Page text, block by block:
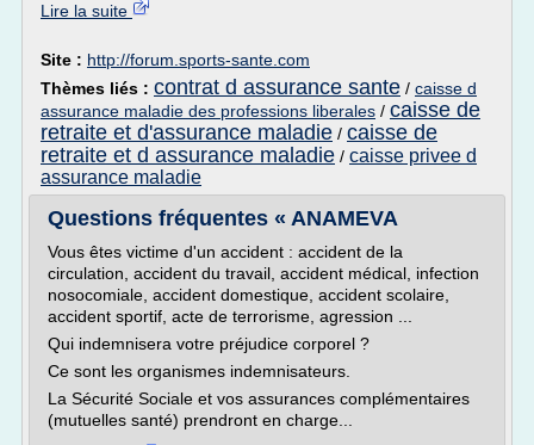
Lire la suite
Site : http://forum.sports-sante.com
Thèmes liés : contrat d assurance sante / caisse d
assurance maladie des professions liberales / caisse de
retraite et d'assurance maladie / caisse de
retraite et d assurance maladie / caisse privee d
assurance maladie
Questions fréquentes « ANAMEVA
Vous êtes victime d'un accident : accident de la
circulation, accident du travail, accident médical, infection
nosocomiale, accident domestique, accident scolaire,
accident sportif, acte de terrorisme, agression ...
Qui indemnisera votre préjudice corporel ?
Ce sont les organismes indemnisateurs.
La Sécurité Sociale et vos assurances complémentaires
(mutuelles santé) prendront en charge...